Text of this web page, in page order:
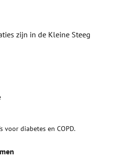
zijn in de Kleine Steeg
voor diabetes en COPD.